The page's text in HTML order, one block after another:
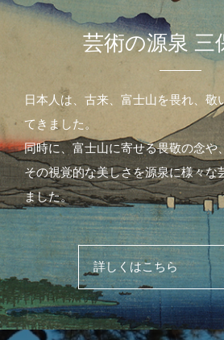
芸術の源泉 三
日本人は、古来、富士山を畏れ、敬
てきました。
同時に、富士山に寄せる畏敬の念や
その視覚的な美しさを源泉に様々な
ました。
詳しくはこちら